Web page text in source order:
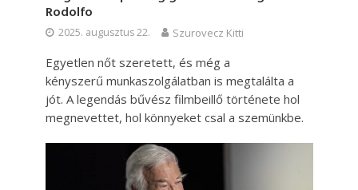
Rodolfo
2025. augusztus 22. Szurovecz Kitti
Egyetlen nőt szeretett, és még a
kényszerű munkaszolgálatban is megtalálta a
jót. A legendás bűvész filmbeillő története hol
megnevettet, hol könnyeket csal a szemünkbe.